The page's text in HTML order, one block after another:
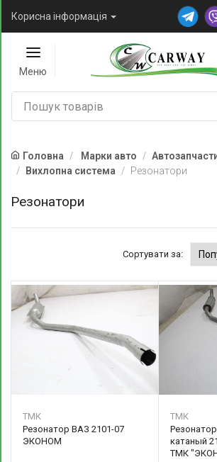
Корисна інформація
Меню
Головна Марки авто
Вихлопна система
Резонатори
Резонатори
Сортувати за:
ТМК
Резонатор ВАЗ 2101-07
ЭКОНОМ
ТМК
катаный
ТМК